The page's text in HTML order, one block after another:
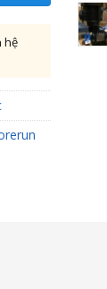
hệ